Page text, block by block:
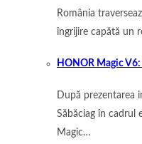
România
îngrijire capătă un
HONOR Magic
După prezentarea
Săbăciag în cadrul
Magic…